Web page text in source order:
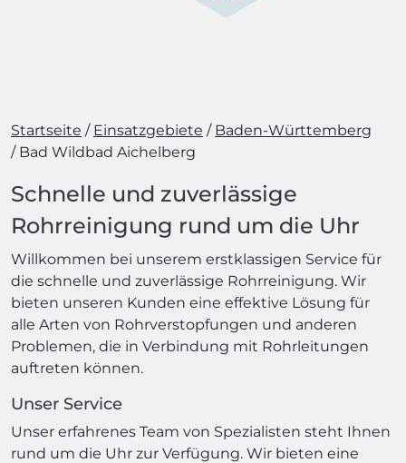
Startseite Einsatzgebiete
Baden-Württemberg
Bad Wildbad Aichelberg
Schnelle und zuverlässige
Rohrreinigung rund um die Uhr
Willkommen bei unserem erstklassigen Service für
die schnelle und zuverlässige Rohrreinigung. Wir
bieten unseren Kunden eine effektive Lösung für
alle Arten von Rohrverstopfungen und anderen
Problemen, die in Verbindung mit Rohrleitungen
auftreten können.
Unser Service
Unser erfahrenes Team von Spezialisten steht Ihnen
rund um die Uhr zur Verfügung. Wir bieten eine